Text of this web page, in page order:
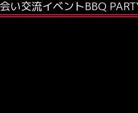
い交流イベントBBQ